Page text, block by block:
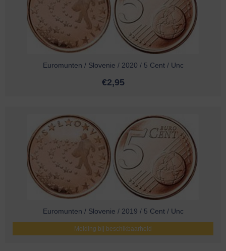
Euromunten / Slovenie / 2020 / 5 Cent / Unc
€2,95
Euromunten / Slovenie / 2019 / 5 Cent / Unc
Melding bij beschikbaarheid